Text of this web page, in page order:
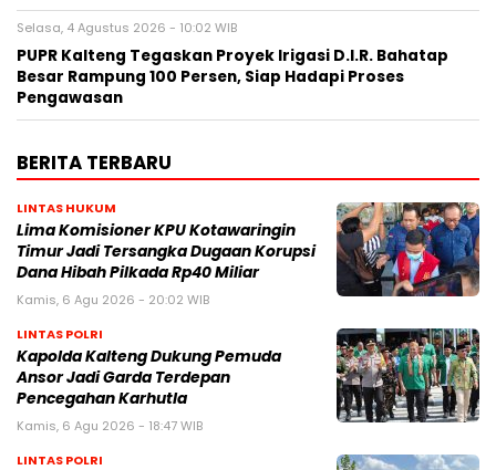
Selasa, 4 Agustus 2026 - 10:02 WIB
PUPR Kalteng Tegaskan Proyek Irigasi D.I.R. Bahatap
Besar Rampung 100 Persen, Siap Hadapi Proses
Pengawasan
BERITA TERBARU
LINTAS HUKUM
Lima Komisioner KPU Kotawaringin
Timur Jadi Tersangka Dugaan Korupsi
Dana Hibah Pilkada Rp40 Miliar
Kamis, 6 Agu 2026 - 20:02 WIB
LINTAS POLRI
Kapolda Kalteng Dukung Pemuda
Ansor Jadi Garda Terdepan
Pencegahan Karhutla
Kamis, 6 Agu 2026 - 18:47 WIB
LINTAS POLRI